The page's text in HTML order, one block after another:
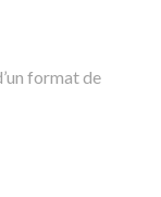
format de